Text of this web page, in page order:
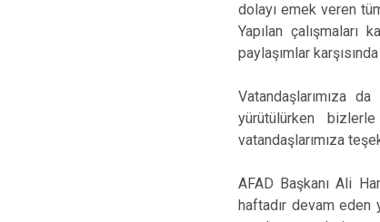
dolayı emek veren
Yapılan
paylaşımlar
Vatandaşlarımıza
yürütülürken
vatandaşlarımıza
AFAD Başkanı Ali
haftadır devam eden